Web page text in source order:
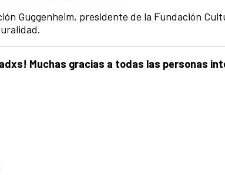
Guggenheim, presidente de la Fundación
Muchas gracias a todas las personas